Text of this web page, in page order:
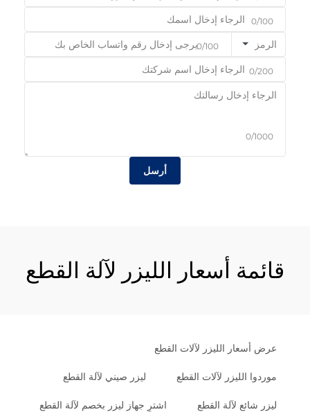
0/100
الرمز 0/100
0/200
0/1000
أرسل
قائمة أسعار الليزر لآلة القطع
عرض أسعار الليزر لآلات القطع
موردوا الليزر لآلات القطع ليزر صيني لآلة القطع
ليزر شائع لآلة القطع اشترِ جهاز ليزر بخصم لآلة القطع